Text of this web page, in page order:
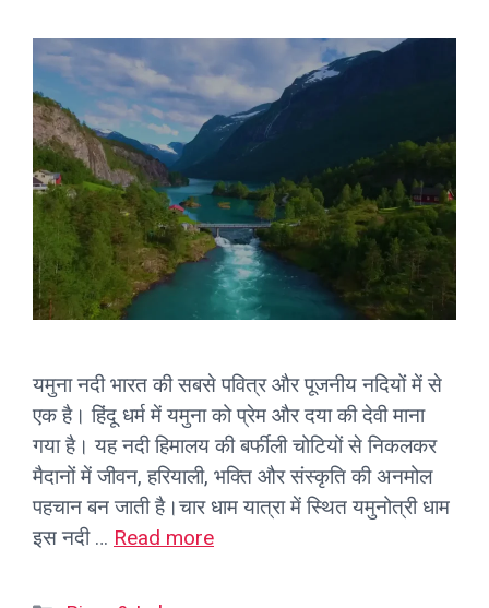
यमुना नदी भारत की सबसे पवित्र और पूजनीय नदियों में से
एक है। हिंदू धर्म में यमुना को प्रेम और दया की देवी माना
गया है। यह नदी हिमालय की बर्फीली चोटियों से निकलकर
मैदानों में जीवन, हरियाली, भक्ति और संस्कृति की अनमोल
पहचान बन जाती है।चार धाम यात्रा में स्थित यमुनोत्री धाम
इस नदी … Read more